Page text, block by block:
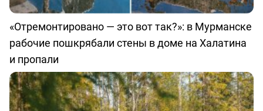
«Отремонтировано — это вот так?»: в Мурманске
рабочие пошкрябали стены в доме на Халатина
и пропали